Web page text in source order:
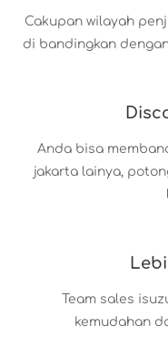
Cakupan wilayah
di bandingkan
Anda bisa
jakarta lainya,
Team sales
kemudahan